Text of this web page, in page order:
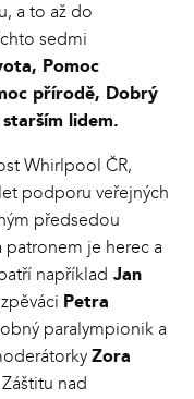
a to až do
sedmi
Pomoc
přírodě, Dobrý
lidem.
Whirlpool ČR,
podporu veřejných
předsedou
je herec a
například Jan
Petra
paralympionik a
Zora
nad